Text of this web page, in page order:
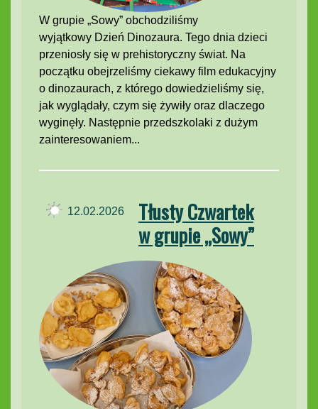
W grupie „Sowy” obchodziliśmy
wyjątkowy Dzień Dinozaura. Tego dnia dzieci
przeniosły się w prehistoryczny świat. Na
początku obejrzeliśmy ciekawy film edukacyjny
o dinozaurach, z którego dowiedzieliśmy się,
jak wyglądały, czym się żywiły oraz dlaczego
wyginęły. Następnie przedszkolaki z dużym
zainteresowaniem...
Tłusty Czwartek
w grupie „Sowy”
12.02.2026